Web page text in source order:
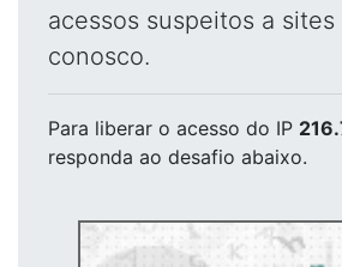
acessos suspeitos a
conosco.
Para liberar o acesso do IP
responda ao desafio abaixo.